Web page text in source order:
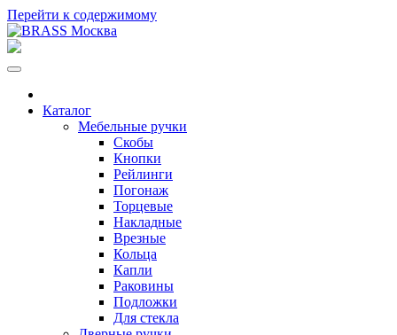
Перейти к содержимому
Каталог
Мебельные ручки
Скобы
Кнопки
Рейлинги
Погонаж
Торцевые
Накладные
Врезные
Кольца
Капли
Раковины
Подложки
Для стекла